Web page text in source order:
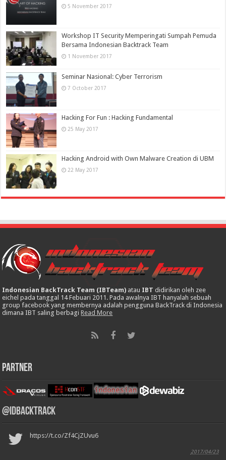
5 November 2017
Workshop IT Security Memperingati Sumpah Pemuda
Bersama Indonesian Backtrack Team
1 November 2017
Seminar Nasional: Cyber Terrorism
7 October 2017
Hacking For Fun : Hacking Fundamental
25 May 2017
Hacking Android with Own Malware Creation di UBM
22 May 2017
Indonesian BackTrack Team (IBTeam) atau IBT didirikan oleh zee
eichel pada tanggal 14 Febuari 2011. Pada awalnya IBT hanyalah sebuah
group facebook yang membernya adalah pengguna BackTrack di Indonesia
dimana IBT saling berbagiRead More
Partner
@IDBackTrack
https://t.co/Zf4CjZUvu6
2017/04/23